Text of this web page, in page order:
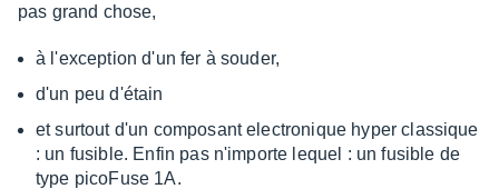
pas grand chose,
à l'exception d'un fer à souder,
d'un peu d'étain
et surtout d'un composant electronique hyper classique
: un fusible. Enfin pas n'importe lequel : un fusible de
type picoFuse 1A.